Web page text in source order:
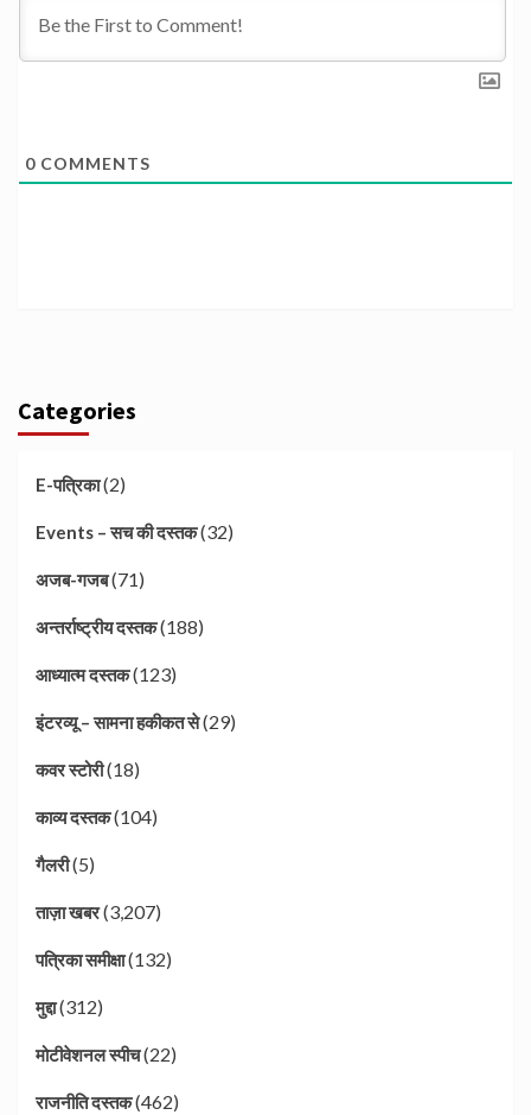
0 COMMENTS
Categories
E-पत्रिका(2)
Events – सच की दस्तक(32)
अजब-गजब(71)
अन्तर्राष्ट्रीय दस्तक(188)
आध्यात्म दस्तक(123)
इंटरव्यू – सामना हकीकत से(29)
कवर स्टोरी(18)
काव्य दस्तक(104)
गैलरी(5)
ताज़ा खबर(3,207)
पत्रिका समीक्षा(132)
मुद्दा(312)
मोटीवेशनल स्पीच(22)
राजनीति दस्तक(462)